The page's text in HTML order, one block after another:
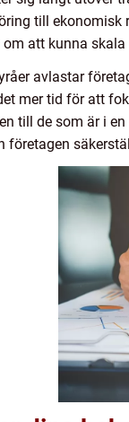
till
att kunna
avlastar
mer tid för att
till de som är i
företagen